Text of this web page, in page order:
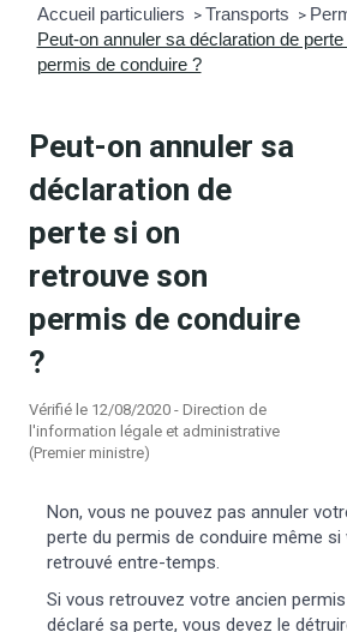
municipaux
sur la commune
d’urbanisme
Association
voirie, arrêté de circulation et
domaine public
Accueil particuliers > Transports >
Peut-on annuler sa déclaration de
permis de conduire ?
Peut-on annuler sa
déclaration de
perte si on
retrouve son
permis de conduire
?
Vérifié le 12/08/2020 - Direction de
l'information légale et administrative
(Premier ministre)
Non, vous ne pouvez pas annuler
perte du permis de conduire même si
retrouvé entre-temps.
Si vous retrouvez votre ancien
déclaré sa perte, vous devez le